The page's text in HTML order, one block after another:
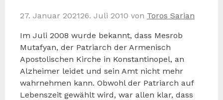
27. Januar 202126. Juli 2010 von Toros Sarian
Im Juli 2008 wurde bekannt, dass Mesrob
Mutafyan, der Patriarch der Armenisch
Apostolischen Kirche in Konstantinopel, an
Alzheimer leidet und sein Amt nicht mehr
wahrnehmen kann. Obwohl der Patriarch auf
Lebenszeit gewählt wird, war allen klar, dass